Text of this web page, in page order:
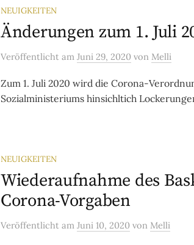
NEUIGKEITEN
Änderungen zum 1. Juli
Veröffentlicht am Juni 29, 2020 von Melli
Zum 1. Juli 2020 wird die Corona-
Sozialministeriums hinsichltich
NEUIGKEITEN
Wiederaufnahme des
Corona-Vorgaben
Veröffentlicht am Juni 10, 2020 von Melli